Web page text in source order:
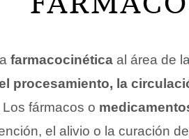
farmacocinética al área de la
procesamiento, la
Los fármacos o
el alivio o la curación